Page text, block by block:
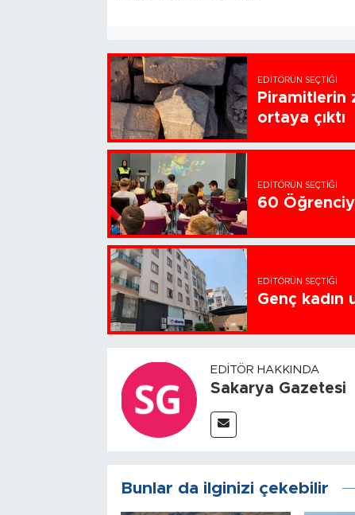
EDITÖRÜN SEÇTIĞI
Piramitlerin
ortaya çıktı
EDITÖRÜN SEÇTIĞI
60
EDITÖRÜN SEÇTIĞI
Genç kadın
EDITÖR HAKKINDA
Sakarya Gazetesi
Bunlar da ilginizi çekebilir